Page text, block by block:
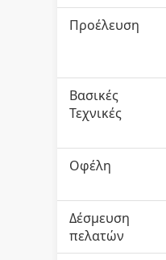
Προέλευση
Βασικές
Τεχνικές
Οφέλη
Δέσμευση
πελατών